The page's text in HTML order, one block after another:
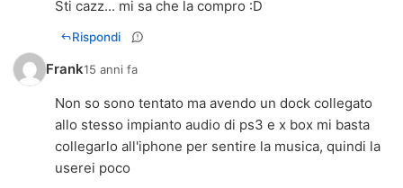
Sti cazz... mi sa che la compro :D
Rispondi
Frank15 anni fa
Non so sono tentato ma avendo un dock collegato
allo stesso impianto audio di ps3 e x box mi basta
collegarlo all'iphone per sentire la musica, quindi la
userei poco